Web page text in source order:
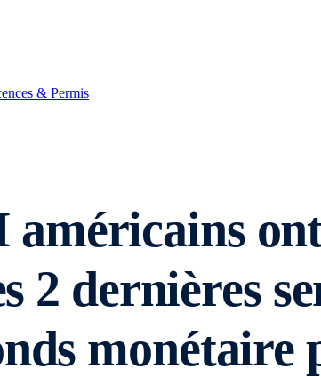
& Permis
2 dernières
monétaire